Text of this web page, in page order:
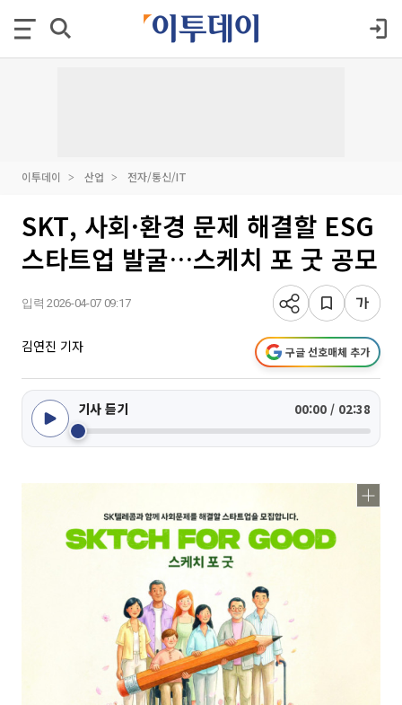
이투데이 산업 전자/통신/IT
SKT, 사회·환경 문제 해결할 ESG
스타트업 발굴…스케치 포 굿 공모
입력 2026-04-07 09:17
김연진 기자 구글 선호매체 추가
기사 듣기 00:00 / 02:38